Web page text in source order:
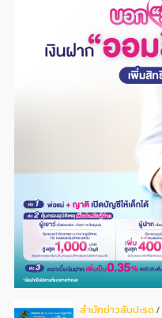
สํานักข่าวสับปะรด